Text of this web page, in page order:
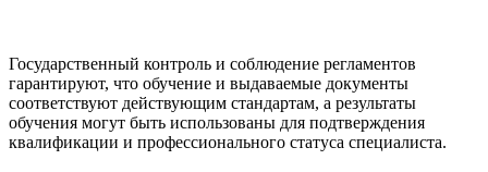
Государственный контроль и соблюдение регламентов
гарантируют, что обучение и выдаваемые документы
соответствуют действующим стандартам, а результаты
обучения могут быть использованы для подтверждения
квалификации и профессионального статуса специалиста.